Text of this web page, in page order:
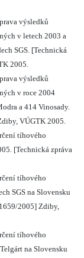
výsledků
v letech 2003 a
SGS. [Technická
2005.
výsledků
v roce 2004
a 414 Vinosady.
VÚGTK 2005.
tíhového
[Technická zpráva
tíhového
SGS na Slovensku
2005] Zdiby,
tíhového
na Slovensku